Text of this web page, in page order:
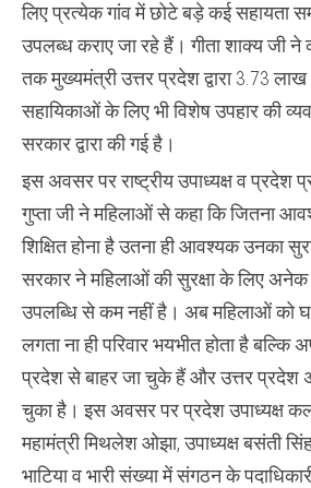
लिए प्रत्येक गांव में छोटे बड़े कई सहायता
उपलब्ध कराए जा रहे हैं। गीता शाक्य जी ने
तक मुख्यमंत्री उत्तर प्रदेश द्वारा 3.73 लाख
सहायिकाओं के लिए भी विशेष उपहार की
सरकार द्वारा की गई है।
इस अवसर पर राष्ट्रीय उपाध्यक्ष व प्रदेश
गुप्ता जी ने महिलाओं से कहा कि जितना
शिक्षित होना है उतना ही आवश्यक उनका
सरकार ने महिलाओं की सुरक्षा के लिए अनेक
उपलब्धि से कम नहीं है। अब महिलाओं को
लगता ना ही परिवार भयभीत होता है बल्कि
प्रदेश से बाहर जा चुके हैं और उत्तर प्रदेश
चुका है। इस अवसर पर प्रदेश उपाध्यक्ष
महामंत्री मिथलेश ओझा, उपाध्यक्ष बसंती सिंह
भाटिया व भारी संख्या में संगठन के